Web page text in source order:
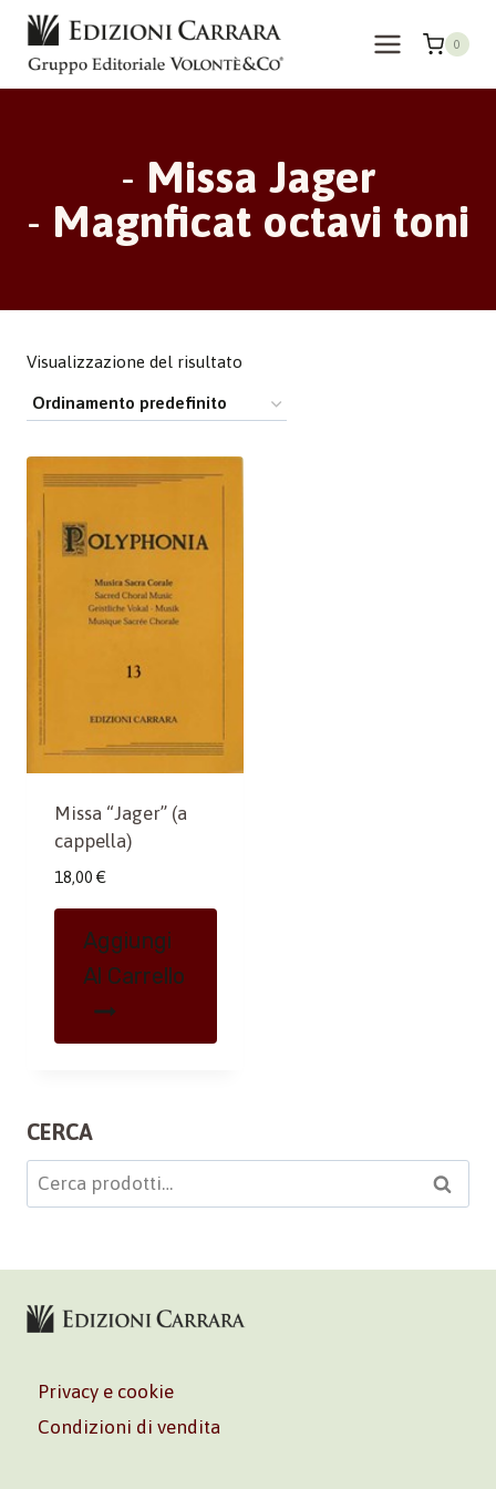
Salta
contenuto
0
- Missa Jager
- Magnficat octavi toni
Visualizzazione del risultato
Missa “Jager” (a
cappella)
18,00 €
Aggiungi
Al Carrello
CERCA
Cerca: Cerca
Privacy e cookie
Condizioni di vendita